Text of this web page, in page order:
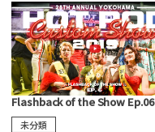
Flashback of the Show Ep.06
未分類